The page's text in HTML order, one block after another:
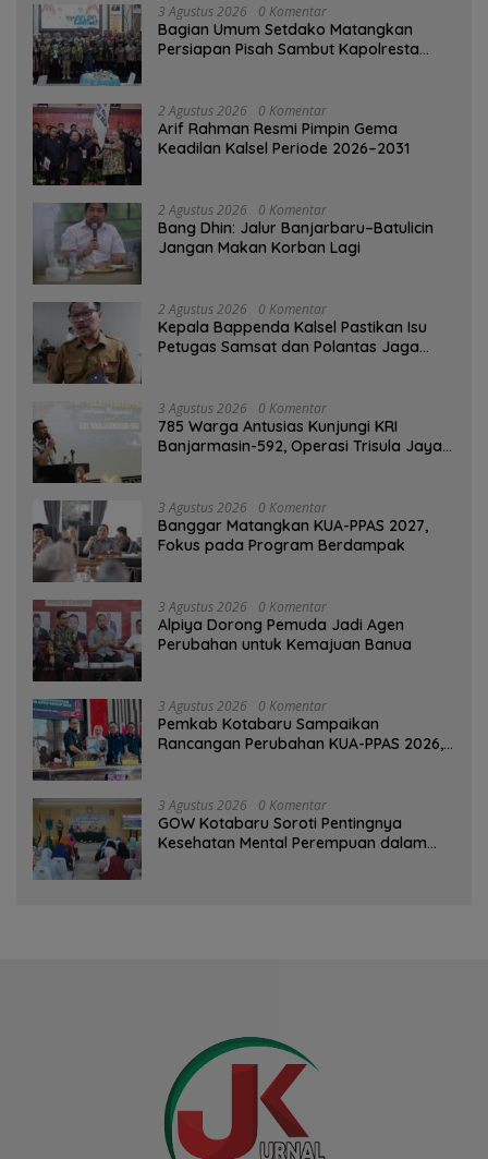
3 Agustus 2026 0 Komentar
Bagian Umum Setdako Matangkan
Persiapan Pisah Sambut Kapolresta
2 Agustus 2026 0 Komentar
Arif Rahman Resmi Pimpin Gema
Keadilan Kalsel Periode 2026–2031
2 Agustus 2026 0 Komentar
Bang Dhin: Jalur Banjarbaru–Batulicin
Jangan Makan Korban Lagi
2 Agustus 2026 0 Komentar
Kepala Bappenda Kalsel Pastikan Isu
Petugas Samsat dan Polantas Jaga
3 Agustus 2026 0 Komentar
785 Warga Antusias Kunjungi KRI
Banjarmasin-592, Operasi Trisula Jaya
3 Agustus 2026 0 Komentar
‎Banggar Matangkan KUA-PPAS 2027,
Fokus pada Program Berdampak
3 Agustus 2026 0 Komentar
‎Alpiya Dorong Pemuda Jadi Agen
Perubahan untuk Kemajuan Banua ‎
3 Agustus 2026 0 Komentar
Pemkab Kotabaru Sampaikan
Rancangan Perubahan KUA-PPAS 2026,
3 Agustus 2026 0 Komentar
GOW Kotabaru Soroti Pentingnya
Kesehatan Mental Perempuan dalam